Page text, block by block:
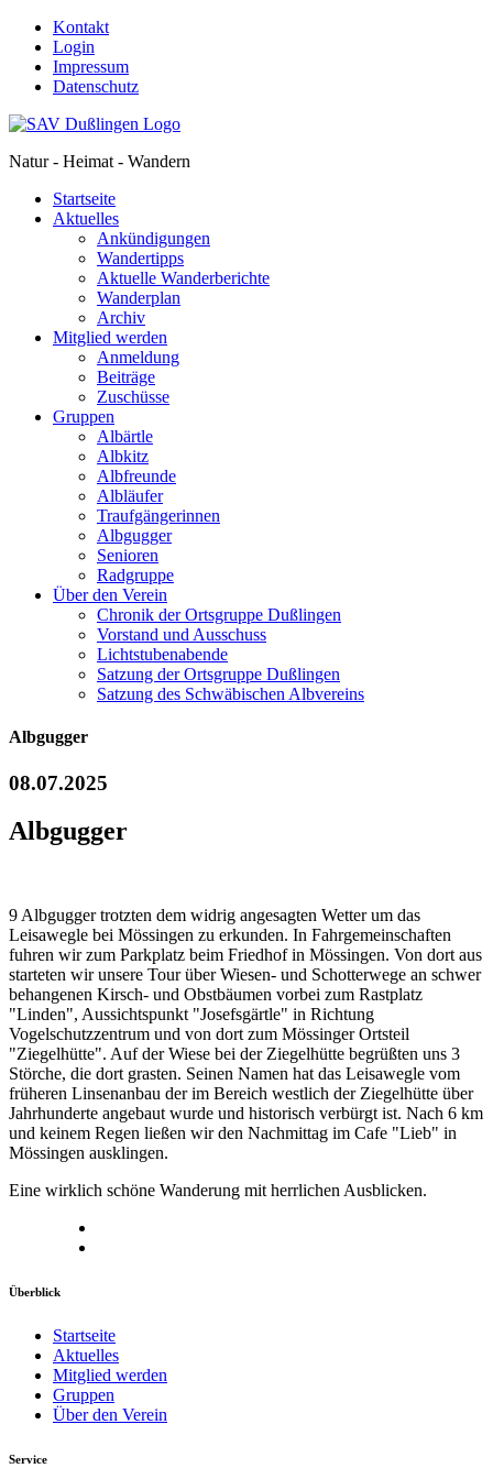
Kontakt
Login
Impressum
Datenschutz
Natur - Heimat - Wandern
Startseite
Aktuelles
Ankündigungen
Wandertipps
Aktuelle Wanderberichte
Wanderplan
Archiv
Mitglied werden
Anmeldung
Beiträge
Zuschüsse
Gruppen
Albärtle
Albkitz
Albfreunde
Albläufer
Traufgängerinnen
Albgugger
Senioren
Radgruppe
Über den Verein
Chronik der Ortsgruppe Dußlingen
Vorstand und Ausschuss
Lichtstubenabende
Satzung der Ortsgruppe Dußlingen
Satzung des Schwäbischen Albvereins
Albgugger
08.07.2025
Albgugger
9 Albgugger trotzten dem widrig angesagten Wetter um das
Leisawegle bei Mössingen zu erkunden. In Fahrgemeinschaften
fuhren wir zum Parkplatz beim Friedhof in Mössingen. Von dort aus
starteten wir unsere Tour über Wiesen- und Schotterwege an schwer
behangenen Kirsch- und Obstbäumen vorbei zum Rastplatz
"Linden", Aussichtspunkt "Josefsgärtle" in Richtung
Vogelschutzzentrum und von dort zum Mössinger Ortsteil
"Ziegelhütte". Auf der Wiese bei der Ziegelhütte begrüßten uns 3
Störche, die dort grasten. Seinen Namen hat das Leisawegle vom
früheren Linsenanbau der im Bereich westlich der Ziegelhütte über
Jahrhunderte angebaut wurde und historisch verbürgt ist. Nach 6 km
und keinem Regen ließen wir den Nachmittag im Cafe "Lieb" in
Mössingen ausklingen.
Eine wirklich schöne Wanderung mit herrlichen Ausblicken.
Überblick
Startseite
Aktuelles
Mitglied werden
Gruppen
Über den Verein
Service